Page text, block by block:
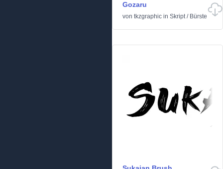
Gozaru
von tkzgraphic in Skript/ Bürste